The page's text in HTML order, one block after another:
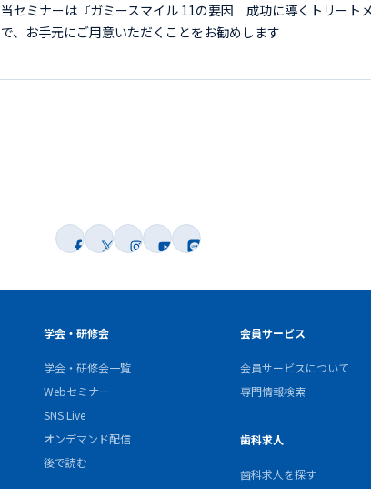
当セミナーは『ガミースマイル 11の要因 成功に導くトリート
で、お手元にご用意いただくことをお勧めします
学会・研修会
学会・研修会一覧
Webセミナー
SNS Live
オンデマンド配信
後で読む
会員サービス
会員サービスについて
専門情報検索
歯科求人
歯科求人を探す